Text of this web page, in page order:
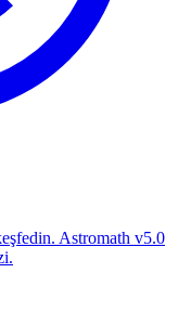
Astromath v5.0